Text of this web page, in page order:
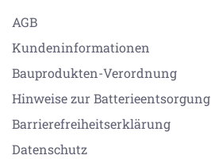
AGB
Kundeninformationen
Bauprodukten-Verordnung
Hinweise zur Batterieentsorgung
Barrierefreiheitserklärung
Datenschutz